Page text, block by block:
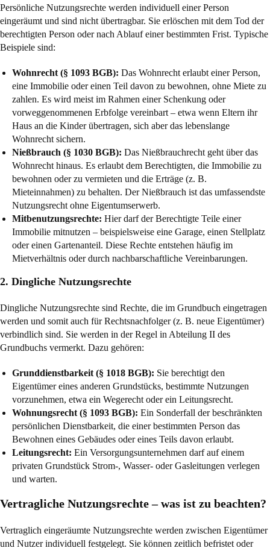
Persönliche Nutzungsrechte werden individuell einer Person
eingeräumt und sind nicht übertragbar. Sie erlöschen mit dem Tod der
berechtigten Person oder nach Ablauf einer bestimmten Frist. Typische
Beispiele sind:
Wohnrecht (§ 1093 BGB): Das Wohnrecht erlaubt einer Person,
eine Immobilie oder einen Teil davon zu bewohnen, ohne Miete zu
zahlen. Es wird meist im Rahmen einer Schenkung oder
vorweggenommenen Erbfolge vereinbart – etwa wenn Eltern ihr
Haus an die Kinder übertragen, sich aber das lebenslange
Wohnrecht sichern.
Nießbrauch (§ 1030 BGB): Das Nießbrauchrecht geht über das
Wohnrecht hinaus. Es erlaubt dem Berechtigten, die Immobilie zu
bewohnen oder zu vermieten und die Erträge (z. B.
Mieteinnahmen) zu behalten. Der Nießbrauch ist das umfassendste
Nutzungsrecht ohne Eigentumserwerb.
Mitbenutzungsrechte: Hier darf der Berechtigte Teile einer
Immobilie mitnutzen – beispielsweise eine Garage, einen Stellplatz
oder einen Gartenanteil. Diese Rechte entstehen häufig im
Mietverhältnis oder durch nachbarschaftliche Vereinbarungen.
2. Dingliche Nutzungsrechte
Dingliche Nutzungsrechte sind Rechte, die im Grundbuch eingetragen
werden und somit auch für Rechtsnachfolger (z. B. neue Eigentümer)
verbindlich sind. Sie werden in der Regel in Abteilung II des
Grundbuchs vermerkt. Dazu gehören:
Grunddienstbarkeit (§ 1018 BGB): Sie berechtigt den
Eigentümer eines anderen Grundstücks, bestimmte Nutzungen
vorzunehmen, etwa ein Wegerecht oder ein Leitungsrecht.
Wohnungsrecht (§ 1093 BGB): Ein Sonderfall der beschränkten
persönlichen Dienstbarkeit, die einer bestimmten Person das
Bewohnen eines Gebäudes oder eines Teils davon erlaubt.
Leitungsrecht: Ein Versorgungsunternehmen darf auf einem
privaten Grundstück Strom-, Wasser- oder Gasleitungen verlegen
und warten.
Vertragliche Nutzungsrechte – was ist zu beachten?
Vertraglich eingeräumte Nutzungsrechte werden zwischen Eigentümer
und Nutzer individuell festgelegt. Sie können zeitlich befristet oder